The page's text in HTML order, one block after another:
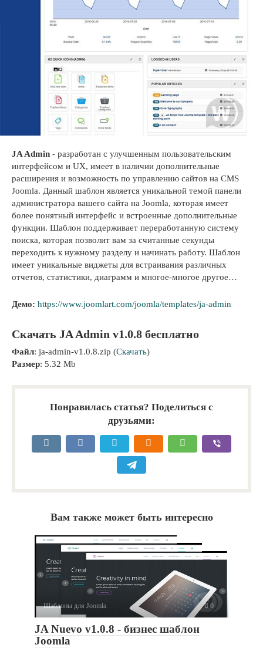
JA Admin - разработан с улучшенным пользовательским
интерфейсом и UX, имеет в наличии дополнительные
расширения и возможность по управлению сайтов на CMS
Joomla. Данный шаблон является уникальной темой панели
администратора вашего сайта на Joomla, которая имеет
более понятный интерфейс и встроенные дополнительные
функции. Шаблон поддерживает переработанную систему
поиска, которая позволит вам за считанные секунды
переходить к нужному разделу и начинать работу. Шаблон
имеет уникальные виджеты для встраивания различных
отчетов, статистики, диаграмм и многое-многое другое…
Демо: https://www.joomlart.com/joomla/templates/ja-admin
Скачать JA Admin v1.0.8 бесплатно
Файл: ja-admin-v1.0.8.zip (Скачать)
Размер: 5.32 Mb
Понравилась статья? Поделиться с
друзьями:
Вам также может быть интересно
Шаблоны для Joomla 0
JA Nuevo v1.0.8 - бизнес шаблон
Joomla